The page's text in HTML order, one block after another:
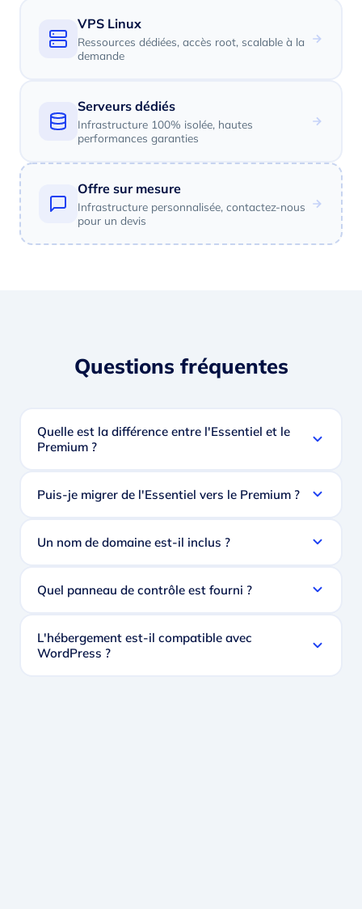
VPS Linux
Ressources dédiées, accès root, scalable à la
demande
Serveurs dédiés
Infrastructure 100% isolée, hautes
performances garanties
Offre sur mesure
Infrastructure personnalisée, contactez-nous
pour un devis
Questions fréquentes
Quelle est la différence entre l'Essentiel et le
Premium ?
Puis-je migrer de l'Essentiel vers le Premium ?
Un nom de domaine est-il inclus ?
Quel panneau de contrôle est fourni ?
L'hébergement est-il compatible avec
WordPress ?